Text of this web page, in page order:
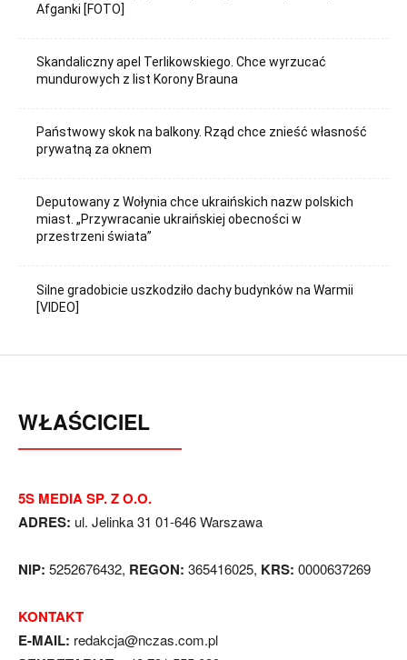
Afganki [FOTO]
Skandaliczny apel Terlikowskiego. Chce wyrzucać
mundurowych z list Korony Brauna
Państwowy skok na balkony. Rząd chce znieść własność
prywatną za oknem
Deputowany z Wołynia chce ukraińskich nazw polskich
miast. „Przywracanie ukraińskiej obecności w
przestrzeni świata”
Silne gradobicie uszkodziło dachy budynków na Warmii
[VIDEO]
WŁAŚCICIEL
5S MEDIA SP. Z O.O.
ADRES: ul. Jelinka 31 01-646 Warszawa
NIP: 5252676432, REGON: 365416025, KRS: 0000637269
KONTAKT
E-MAIL: redakcja@nczas.com.pl